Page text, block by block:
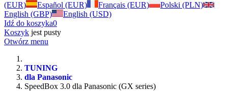
(EUR)
Español (EUR) Français (EUR)
Polski (PLN)
English (GBP)
English (USD)
Idź do koszyka0
Koszyk jest pusty
Otwórz menu
TUNING
dla Panasonic
SpeedBox 3.0 dla Panasonic (GX series)